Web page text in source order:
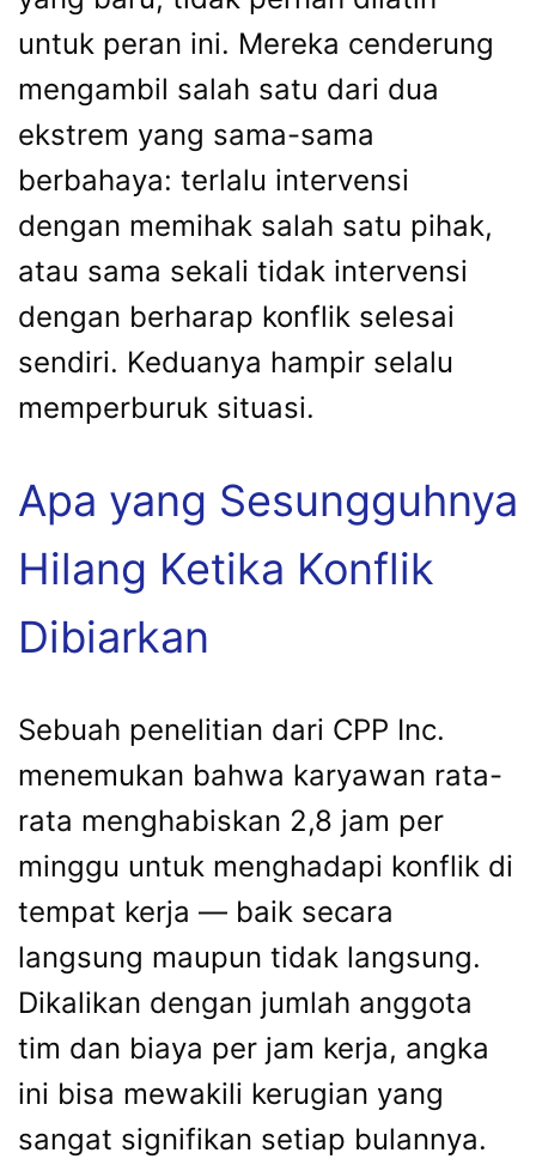
untuk peran ini. Mereka cenderung
mengambil salah satu dari dua
ekstrem yang sama-sama
berbahaya: terlalu intervensi
dengan memihak salah satu pihak,
atau sama sekali tidak intervensi
dengan berharap konflik selesai
sendiri. Keduanya hampir selalu
memperburuk situasi.
Apa yang Sesungguhnya
Hilang Ketika Konflik
Dibiarkan
Sebuah penelitian dari CPP Inc.
menemukan bahwa karyawan rata-
rata menghabiskan 2,8 jam per
minggu untuk menghadapi konflik di
tempat kerja — baik secara
langsung maupun tidak langsung.
Dikalikan dengan jumlah anggota
tim dan biaya per jam kerja, angka
ini bisa mewakili kerugian yang
sangat signifikan setiap bulannya.